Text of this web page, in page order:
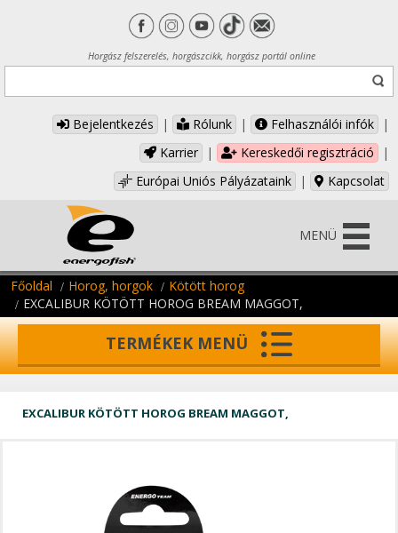
Horgász felszerelés, horgászcikk, horgász portál online
Bejelentkezés | Rólunk | Felhasználói infók
|
Karrier
| Kereskedői regisztráció
|
Európai Uniós Pályázataink
| Kapcsolat
MENÜ
Főoldal Horog, horgok
Kötött horog
EXCALIBUR KÖTÖTT HOROG BREAM MAGGOT,
TERMÉKEK MENÜ
EXCALIBUR KÖTÖTT HOROG BREAM MAGGOT,